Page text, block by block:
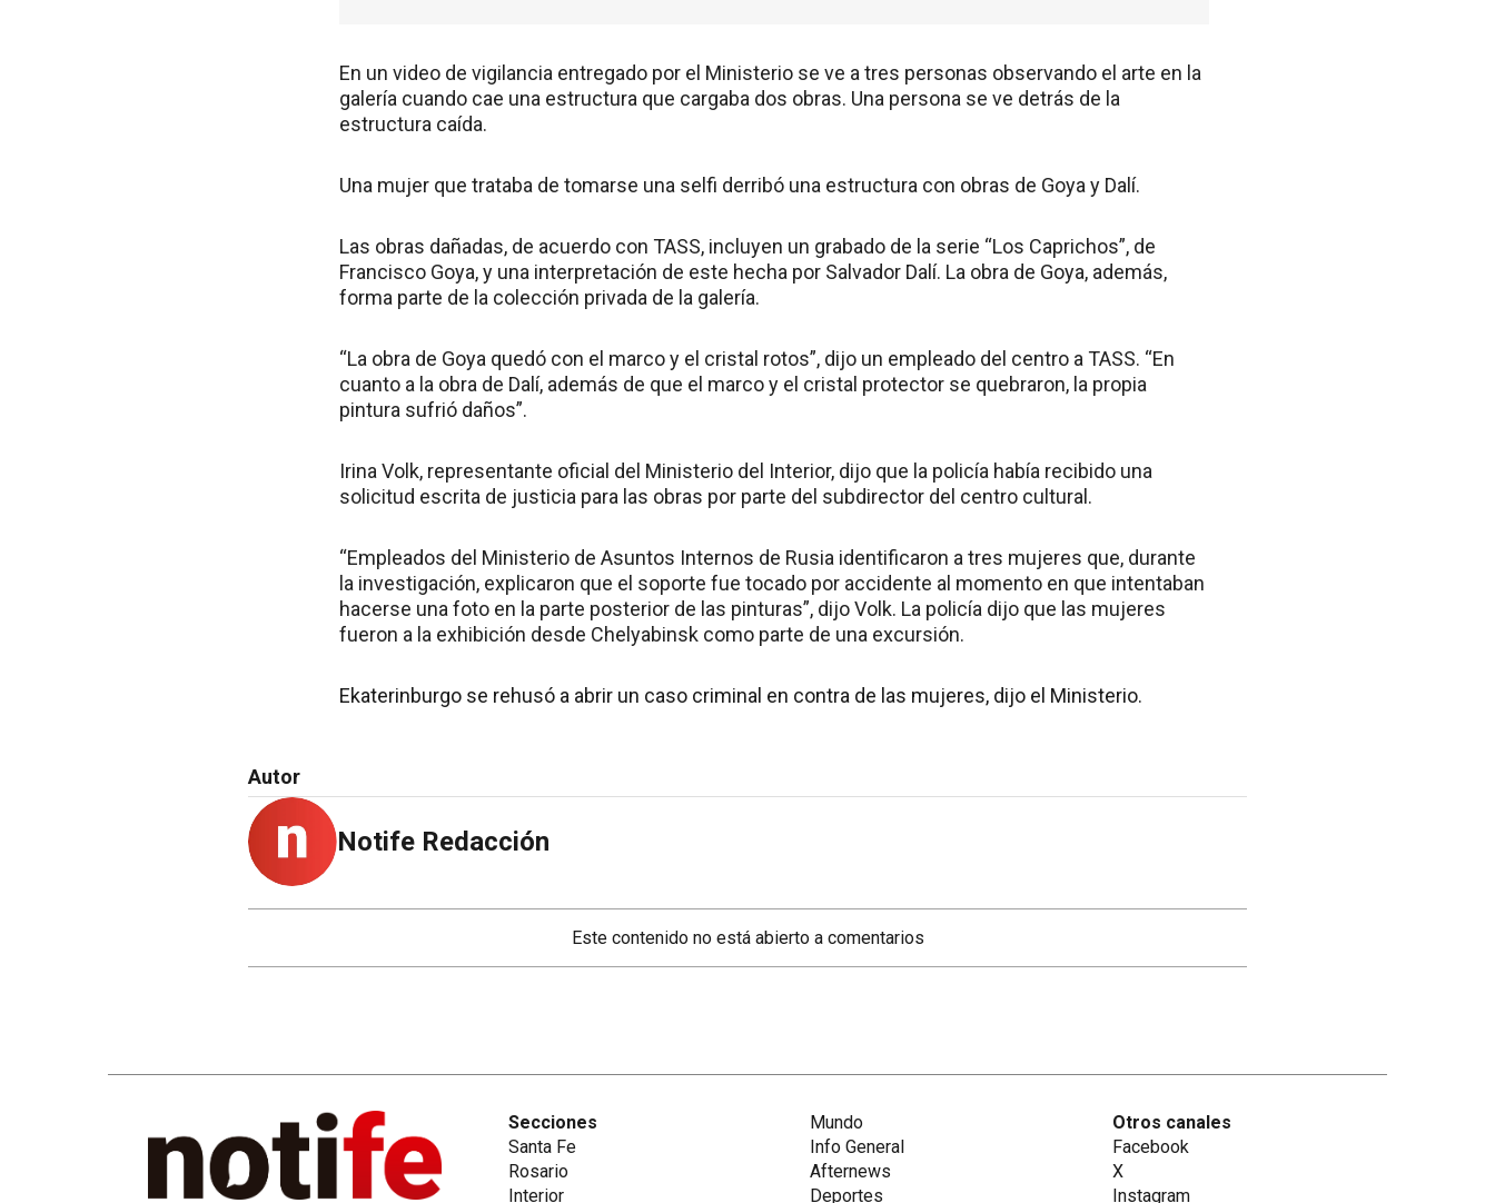
En un video de vigilancia entregado por el Ministerio se ve a tres personas observando el arte en la
galería cuando cae una estructura que cargaba dos obras. Una persona se ve detrás de la
estructura caída.
Una mujer que trataba de tomarse una selfi derribó una estructura con obras de Goya y Dalí.
Las obras dañadas, de acuerdo con TASS, incluyen un grabado de la serie “Los Caprichos”, de
Francisco Goya, y una interpretación de este hecha por Salvador Dalí. La obra de Goya, además,
forma parte de la colección privada de la galería.
“La obra de Goya quedó con el marco y el cristal rotos”, dijo un empleado del centro a TASS. “En
cuanto a la obra de Dalí, además de que el marco y el cristal protector se quebraron, la propia
pintura sufrió daños”.
Irina Volk, representante oficial del Ministerio del Interior, dijo que la policía había recibido una
solicitud escrita de justicia para las obras por parte del subdirector del centro cultural.
“Empleados del Ministerio de Asuntos Internos de Rusia identificaron a tres mujeres que, durante
la investigación, explicaron que el soporte fue tocado por accidente al momento en que intentaban
hacerse una foto en la parte posterior de las pinturas”, dijo Volk. La policía dijo que las mujeres
fueron a la exhibición desde Chelyabinsk como parte de una excursión.
Ekaterinburgo se rehusó a abrir un caso criminal en contra de las mujeres, dijo el Ministerio.
Autor
Notife Redacción
Este contenido no está abierto a comentarios
Secciones
Santa Fe
Rosario
Interior
Mundo
Info General
Afternews
Deportes
Otros canales
Facebook
X
Instagram